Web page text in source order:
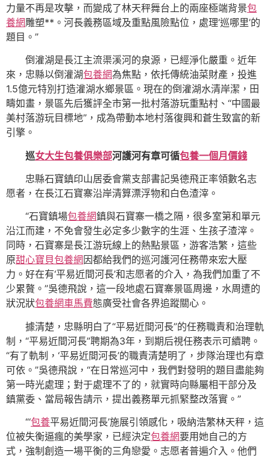
力量不再是攻擊，而變成了林天秤舞台上的兩座極端背景包
養網雕塑**。河長義務區域及重點風險點位，處理‘巡哪里’的
題目。”
倒灌湖是長江主流渠溪河的泉源，已經淨化嚴重。近年
來，忠縣以倒灌湖包養網為焦點，依托傳統油菜財產，投進
1.5億元特別打造灌湖水鄉景區。現在的倒灌湖水清岸潔，田
疇如畫，景區先后獲評全市第一批村落游玩重點村、“中國最
美村落游玩目標地”，成為帶動本地村落復興和蒼生致富的新
引擎。
巡女大生包養俱樂部河護河有章可循包養一個月價錢
忠縣石寶鎮印山居委會黨支部書記吳德飛正率領數名志
愿者，在長江石寶寨沿岸清算漂浮物和白色渣滓。
“石寶鎮場包養網鎮與石寶寨一橋之隔，很多室第和單元
沿江而建，不免會發生必定多少數字的生涯、生孩子渣滓。
同時，石寶寨是長江游玩線上的熱點景區，游客浩繁，這些
原甜心寶貝包養網 因都給我們的巡河護河任務帶來宏大壓
力。好在有‘平易近間河長’和志愿者的介入，為我們加重了不
少累贅。”吳德飛說，這一段地處石寶寨景區周邊，水周遭的
狀況狀包養網車馬費態廣受社會各界追蹤關心。
據清楚，忠縣明白了“平易近間河長”的任務職責和治理軌
制，“平易近間河長”聘期為3年，到期后視任務表示可續聘。
“有了軌制，‘平易近間河長’的職責清楚明了，步隊治理也有章
可依。”吳德飛說，“在日常巡河中，我們對發明的題目盡能夠
第一時光處理；對于處理不了的，就實時向縣屬相干部分及
鎮黨委、當局報告請示，提出義務單元抓緊整改落實。”
“‘包養平易近間河長’施展引領感化，吸納浩繁林天秤，這
位被失衡逼瘋的美學家，已經決定包養網要用她自己的方
式，強制創造一場平衡的三角戀愛。志愿者普遍介入。他們